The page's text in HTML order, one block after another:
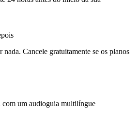
nada. Cancele gratuitamente se os planos
com um audioguia multilíngue